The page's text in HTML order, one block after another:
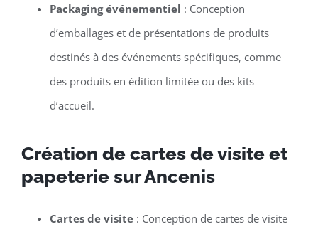
Packaging événementiel : Conception
d’emballages et de présentations de produits
destinés à des événements spécifiques, comme
des produits en édition limitée ou des kits
d’accueil.
Création de cartes de visite et
papeterie sur Ancenis
Cartes de visite: Conception de cartes de visite